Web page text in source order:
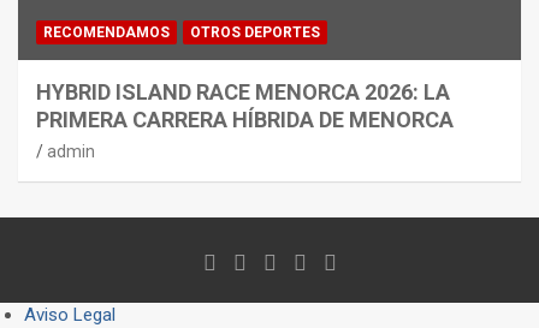
RECOMENDAMOS OTROS DEPORTES
HYBRID ISLAND RACE MENORCA 2026: LA
PRIMERA CARRERA HÍBRIDA DE MENORCA
admin
Aviso Legal